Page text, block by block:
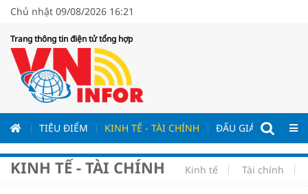
Chủ nhật 09/08/2026 16:21
Trang thông tin điện tử tổng hợp
TIÊU ĐIỂM KINH TẾ - TÀI CHÍNH ĐẤU GIÁ - ĐẤU
KINH TẾ - TÀI CHÍNH Kinh tế Tài chính